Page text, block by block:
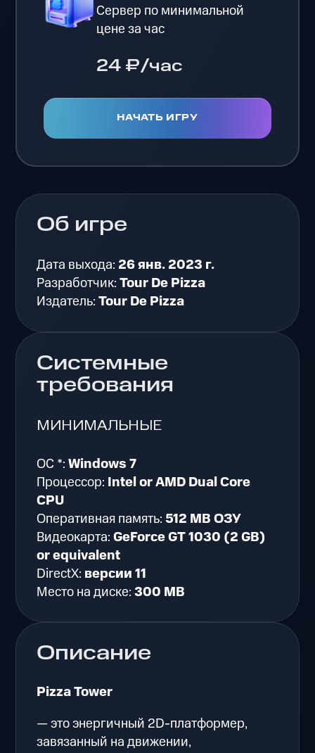
Сервер по минимальной
цене за час
24 ₽/час
НАЧАТЬ ИГРУ
Описание
Pizza Tower
— это энергичный 2D-платформер,
завязанный на движении,
Об игре
Дата выхода: 26 янв. 2023 г.
Разработчик:Tour De Pizza
Издатель:Tour De Pizza
Системные
требования
МИНИМАЛЬНЫЕ
ОС *:Windows 7
Процессор: Intel or AMD Dual Core
CPU
Оперативная память:512 MB ОЗУ
Видеокарта:GeForce GT 1030 (2 GB)
or equivalent
DirectX: версии 11
Место на диске:300 MB